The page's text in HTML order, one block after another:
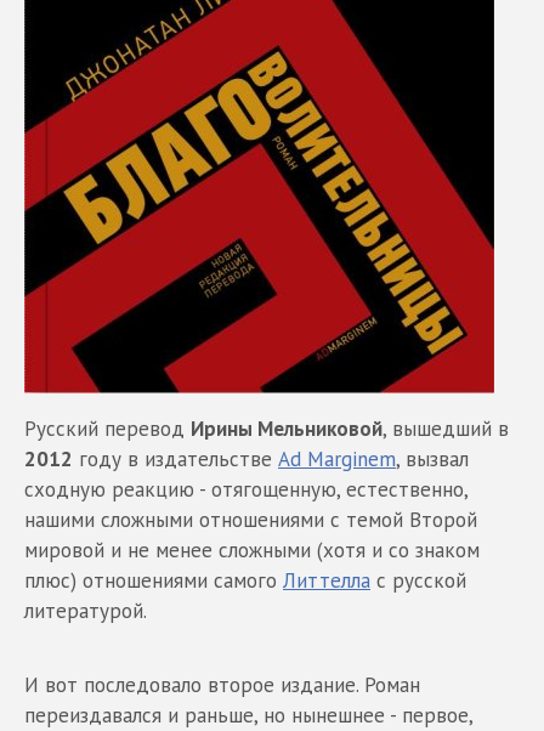
Русский перевод Ирины Мельниковой, вышедший в
2012 году в издательстве Ad Marginem, вызвал
сходную реакцию - отягощенную, естественно,
нашими сложными отношениями с темой Второй
мировой и не менее сложными (хотя и со знаком
плюс) отношениями самого Литтелла с русской
литературой.
И вот последовало второе издание. Роман
переиздавался и раньше, но нынешнее - первое,